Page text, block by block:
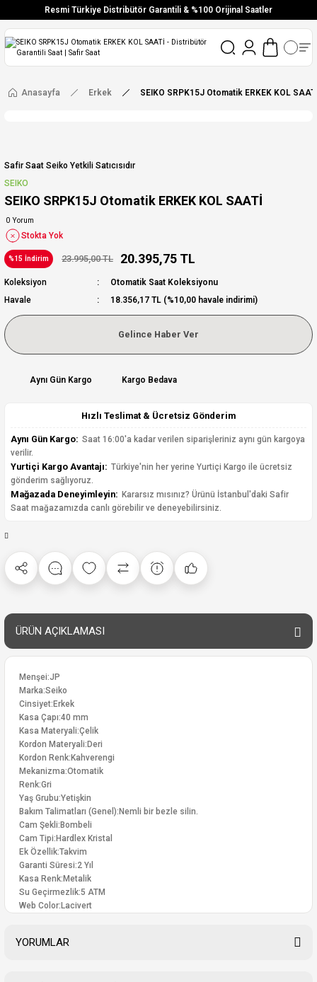
Resmi Türkiye Distribütör Garantili & %100 Orijinal Saatler
Vade Farksız 6 Taksit
Ücretsiz Kargo
Anasayfa Erkek SEIKO SRPK15J Otomatik ERKEK KOL SAATİ
Safir Saat Seiko Yetkili Satıcısıdır
SEIKO
SEIKO SRPK15J Otomatik ERKEK KOL SAATİ
0 Yorum
Stokta Yok
%15 İndirim 23.995,00 TL 20.395,75 TL
Koleksiyon
Otomatik Saat Koleksiyonu
Havale
18.356,17 TL (%10,00 havale indirimi)
Gelince Haber Ver
Aynı Gün Kargo Kargo Bedava
Hızlı Teslimat & Ücretsiz Gönderim
Aynı Gün Kargo: Saat 16:00'a kadar verilen siparişleriniz aynı gün kargoya
verilir.
Yurtiçi Kargo Avantajı: Türkiye'nin her yerine Yurtiçi Kargo ile ücretsiz
gönderim sağlıyoruz.
Mağazada Deneyimleyin: Kararsız mısınız? Ürünü İstanbul'daki Safir
Saat mağazamızda canlı görebilir ve deneyebilirsiniz.
ÜRÜN AÇIKLAMASI
Menşei:JP
Marka:Seiko
Cinsiyet:Erkek
Kasa Çapı:40 mm
Kasa Materyali:Çelik
Kordon Materyali:Deri
Kordon Renk:Kahverengi
Mekanizma:Otomatik
Renk:Gri
Yaş Grubu:Yetişkin
Bakım Talimatları (Genel):Nemli bir bezle silin.
Cam Şekli:Bombeli
Cam Tipi:Hardlex Kristal
Ek Özellik:Takvim
Garanti Süresi:2 Yıl
Kasa Renk:Metalik
Su Geçirmezlik:5 ATM
Web Color:Lacivert
YORUMLAR